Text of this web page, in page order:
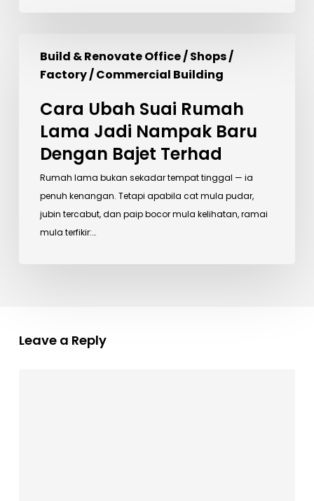
Build & Renovate Office / Shops /
Factory / Commercial Building
Ubah
Lama
Nampak
Bajet
Terhad
Cara Ubah Suai Rumah
Lama Jadi Nampak Baru
Dengan Bajet Terhad
Rumah lama bukan sekadar tempat tinggal — ia
penuh kenangan. Tetapi apabila cat mula pudar,
jubin tercabut, dan paip bocor mula kelihatan, ramai
mula terfikir:…
Leave a Reply